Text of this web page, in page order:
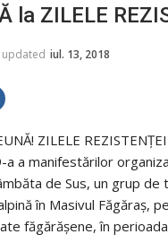
la ZILELE
updated iul. 13, 2018
ZILELE
a a manifestărilor
de Sus, un grup
în Masivul Făgăraș,
făgărășene, în